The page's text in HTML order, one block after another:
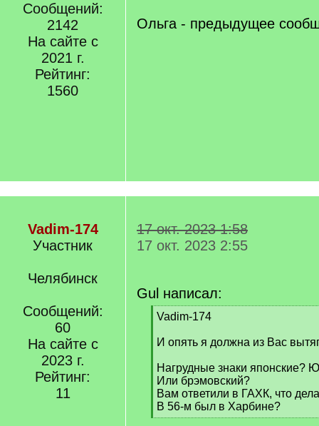
Сообщений:
2142
На сайте с
2021 г.
Рейтинг:
1560
Ольга - предыдущее
Vadim-174
Участник
Челябинск
Сообщений:
60
На сайте с
2023 г.
Рейтинг:
11
17 окт. 2023 1:58
17 окт. 2023 2:55
Gul написал:
[
]
Vadim-174
И опять я должна из Вас
Нагрудные знаки японские?
Или брэмовский?
Вам ответили в ГАХК, что
В 56-м был в Харбине?
[